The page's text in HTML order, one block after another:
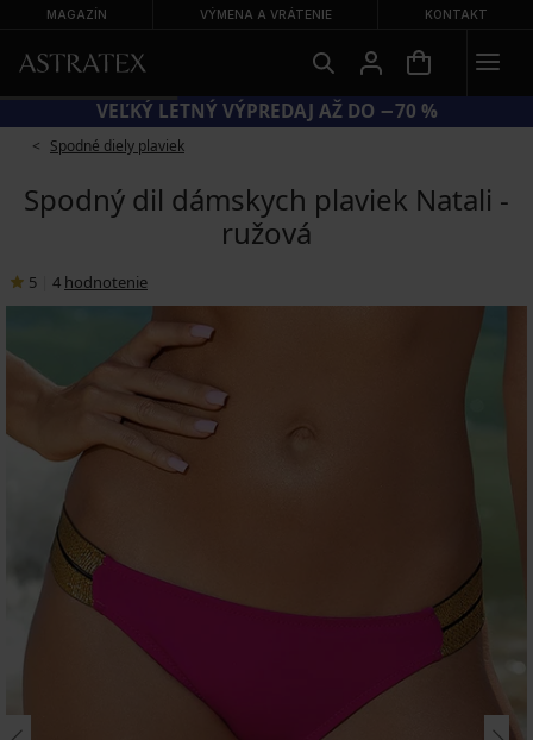
MAGAZÍN VÝMENA A VRÁTENIE KONTAKT
VEĽKÝ LETNÝ VÝPREDAJ AŽ DO −70 %
Spodné diely plaviek
Spodný dil dámskych plaviek Natali -
ružová
5 4 hodnotenie